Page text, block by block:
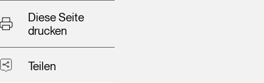
Diese Seite
drucken
Teilen